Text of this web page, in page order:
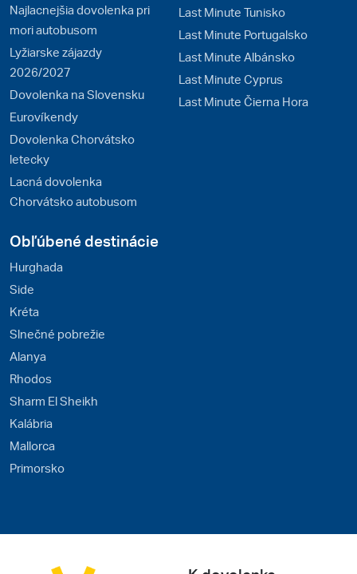
Najlacnejšia dovolenka pri
mori autobusom
Lyžiarske zájazdy
2026/2027
Dovolenka na Slovensku
Eurovíkendy
Dovolenka Chorvátsko
letecky
Lacná dovolenka
Chorvátsko autobusom
Last Minute Tunisko
Last Minute Portugalsko
Last Minute Albánsko
Last Minute Cyprus
Last Minute Čierna Hora
Obľúbené destinácie
Hurghada
Side
Kréta
Slnečné pobrežie
Alanya
Rhodos
Sharm El Sheikh
Kalábria
Mallorca
Primorsko